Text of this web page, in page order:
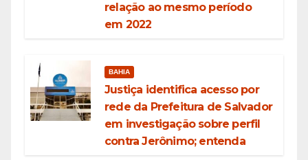
relação ao mesmo período
em 2022
BAHIA
Justiça identifica acesso por
rede da Prefeitura de Salvador
em investigação sobre perfil
contra Jerônimo; entenda